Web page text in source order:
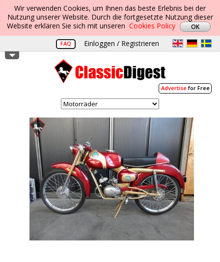
Wir verwenden Cookies, um Ihnen das beste Erlebnis bei der
Nutzung unserer Website. Durch die fortgesetzte Nutzung dieser
Website erklären Sie sich mit unseren Cookies Policy
FAQ Einloggen / Registrieren
Advertisefor Free